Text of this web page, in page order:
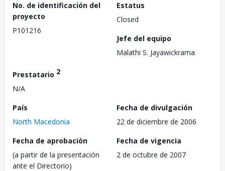
No. de identificación del
proyecto
P101216
Estatus
Closed
Jefe del equipo
Malathi S. Jayawickrama
Prestatario 2
N/A
País
North Macedonia
Fecha de divulgación
22 de diciembre de 2006
Fecha de aprobación
(a partir de la presentación
ante el Directorio)
Fecha de vigencia
2 de octubre de 2007